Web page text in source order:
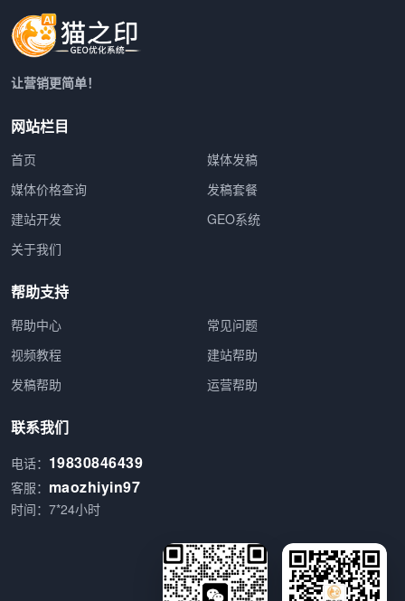
让营销更简单！
网站栏目
首页
媒体发稿
媒体价格查询
发稿套餐
建站开发
GEO系统
关于我们
帮助支持
帮助中心
常见问题
视频教程
建站帮助
发稿帮助
运营帮助
联系我们
电话： 19830846439
客服： maozhiyin97
时间：7*24小时